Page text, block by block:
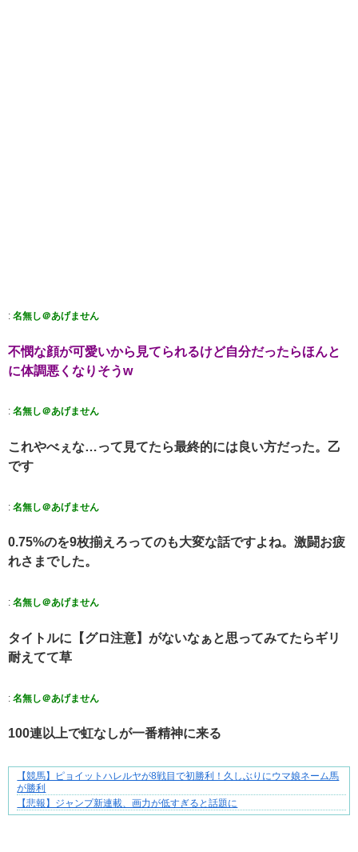
: 名無し＠あげません
不憫な顔が可愛いから見てられるけど自分だったらほんと
に体調悪くなりそうw
: 名無し＠あげません
これやべぇな…って見てたら最終的には良い方だった。乙
です
: 名無し＠あげません
0.75%のを9枚揃えろってのも大変な話ですよね。激闘お疲
れさまでした。
: 名無し＠あげません
タイトルに【グロ注意】がないなぁと思ってみてたらギリ
耐えてて草
: 名無し＠あげません
100連以上で虹なしが一番精神に来る
【マンガ】バラシ屋トシヤの漫画セレクション
【競馬】ピョイットハレルヤが8戦目で初勝利！久しぶりにウマ娘ネーム馬
が勝利
【悲報】ジャンプ新連載、画力が低すぎると話題に